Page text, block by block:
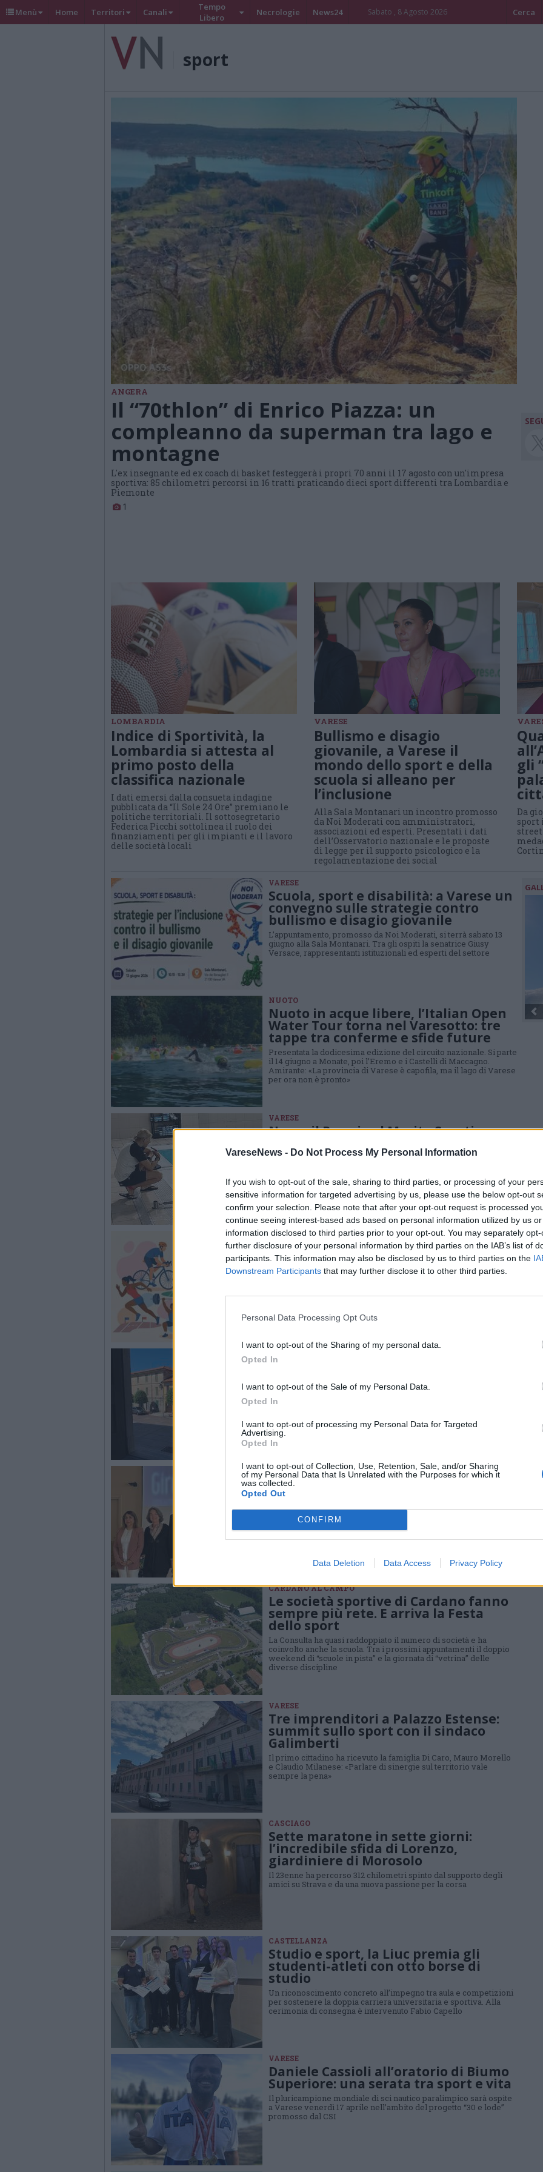
VareseNews - Do Not Process My Personal Information
If you wish to opt-out of the sale, sharing to third parties, or processing of your
sensitive information for targeted advertising by us, please use the below opt-out
confirm your selection. Please note that after your opt-out request is processed
continue seeing interest-based ads based on personal information utilized by us
information disclosed to third parties prior to your opt-out. You may separately
further disclosure of your personal information by third parties on the IAB’s list of
participants. This information may also be disclosed by us to third parties on the
Downstream Participants that may further disclose it to other third parties.
Personal Data Processing Opt Outs
I want to opt-out of the Sharing of my personal data.
Opted In
I want to opt-out of the Sale of my Personal Data.
Opted In
I want to opt-out of processing my Personal Data for Targeted
Advertising.
Opted In
I want to opt-out of Collection, Use, Retention, Sale, and/or Sharing
of my Personal Data that Is Unrelated with the Purposes for which it
was collected.
Opted Out
CONFIRM
Data Deletion Data Access Privacy Policy
Menù Home Territori Canali
Tempo
Libero
Necrologie News24 Sabato , 8 Agosto 2026 Cerca
sport
ANGERA
Il “70thlon” di Enrico Piazza: un
compleanno da superman tra lago e
montagne
L'ex insegnante ed ex coach di basket festeggerà i propri 70 anni il 17 agosto con un'impresa
sportiva: 85 chilometri percorsi in 16 tratti praticando dieci sport differenti tra Lombardia e
Piemonte
1
LOMBARDIA
Indice di Sportività, la
Lombardia si attesta al
primo posto della
classifica nazionale
I dati emersi dalla consueta indagine
pubblicata da “Il Sole 24 Ore” premiano le
politiche territoriali. Il sottosegretario
Federica Picchi sottolinea il ruolo dei
finanziamenti per gli impianti e il lavoro
delle società locali
VARESE
Bullismo e disagio
giovanile, a Varese il
mondo dello sport e della
scuola si alleano per
l’inclusione
Alla Sala Montanari un incontro promosso
da Noi Moderati con amministratori,
associazioni ed esperti. Presentati i dati
dell’Osservatorio nazionale e le proposte
di legge per il supporto psicologico e la
regolamentazione dei social
gli
Da
sport
VARESE
Scuola, sport e disabilità: a Varese un
convegno sulle strategie contro
bullismo e disagio giovanile
L’appuntamento, promosso da Noi Moderati, si terrà sabato 13
giugno alla Sala Montanari. Tra gli ospiti la senatrice Giusy
Versace, rappresentanti istituzionali ed esperti del settore
NUOTO
Nuoto in acque libere, l’Italian Open
Water Tour torna nel Varesotto: tre
tappe tra conferme e sfide future
Presentata la dodicesima edizione del circuito nazionale. Si parte
il 14 giugno a Monate, poi l’Eremo e i Castelli di Maccagno.
Amirante: «La provincia di Varese è capofila, ma il lago di Varese
per ora non è pronto»
VARESE
Nasce il Premio al Merito Sportivo
candidarsi e come
di Varese: atleti, squadre, società e operatori potranno essere
candidati entro settembre per la prima cerimonia di novembre al
Salone Estense
L'INIZIATIVA
Finestagione: VareseNews dà spazio a
tutto lo sport che c’è
Torna per la terza estate consecutiva la rubrica che dà spazio alle
raccontare la propria annata sui campo. Ecco come partecipare
CARNAGO
Carnago celebra le sue realtà
Associazioni
Due giorni di sport, laboratori, musica e spettacoli per grandi e
ANGERA
Sport, turismo e sostenibilità. Partirà
da Angera la tappa del Giro-E
Venerdì 22 maggio la città della Rocca sarà protagonista della
partenza della tappa Angera-Verbania del Giro-E Enel. Sul
lungolago il Green Fun Village, eventi culturali, attività per le
scuole e la Pedalata Rosa per celebrare mobilità dolce e
CARDANO AL CAMPO
Le società sportive di Cardano fanno
sempre più rete. E arriva la Festa
dello sport
La Consulta ha quasi raddoppiato il numero di società e ha
coinvolto anche la scuola. Tra i prossimi appuntamenti il doppio
weekend di “scuole in pista” e la giornata di “vetrina” delle
diverse discipline
VARESE
Tre imprenditori a Palazzo Estense:
summit sullo sport con il sindaco
Galimberti
Il primo cittadino ha ricevuto la famiglia Di Caro, Mauro Morello
e Claudio Milanese: «Parlare di sinergie sul territorio vale
sempre la pena»
CASCIAGO
Sette maratone in sette giorni:
l’incredibile sfida di Lorenzo,
giardiniere di Morosolo
Il 23enne ha percorso 312 chilometri spinto dal supporto degli
amici su Strava e da una nuova passione per la corsa
CASTELLANZA
Studio e sport, la Liuc premia gli
studenti-atleti con otto borse di
studio
Un riconoscimento concreto all’impegno tra aula e competizioni
per sostenere la doppia carriera universitaria e sportiva. Alla
cerimonia di consegna è intervenuto Fabio Capello
VARESE
Daniele Cassioli all’oratorio di Biumo
Superiore: una serata tra sport e vita
Il pluricampione mondiale di sci nautico paralimpico sarà ospite
a Varese venerdì 17 aprile nell’ambito del progetto “30 e lode”
promosso dal CSI